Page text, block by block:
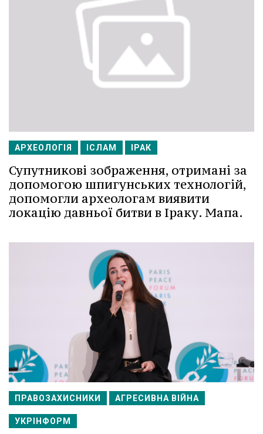
АРХЕОЛОГІЯ ІСЛАМ ІРАК
Супутникові зображення, отримані за
допомогою шпигунських технологій,
допомогли археологам виявити
локацію давньої битви в Іраку. Мапа.
ПРАВОЗАХИСНИКИ АГРЕСИВНА ВІЙНА
УКРІНФОРМ